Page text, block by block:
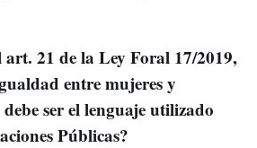
art. 21 de la Ley Foral 17/2019,
entre mujeres y
ser el lenguaje utilizado
Públicas?